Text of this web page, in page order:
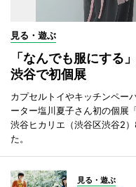
見る・遊ぶ
「なんでも服にする
渋谷で初個展
カプセルトイやキッチンペー
ーター塩川夏子さん初の個展
渋谷ヒカリエ（渋谷区渋谷2
た。
見る・遊ぶ